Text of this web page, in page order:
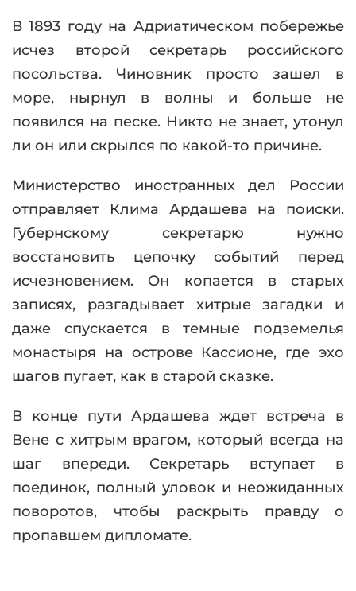
В 1893 году на Адриатическом побережье
исчез второй секретарь российского
посольства. Чиновник просто зашел в
море, нырнул в волны и больше не
появился на песке. Никто не знает, утонул
ли он или скрылся по какой-то причине.
Министерство иностранных дел России
отправляет Клима Ардашева на поиски.
Губернскому секретарю нужно
восстановить цепочку событий перед
исчезновением. Он копается в старых
записях, разгадывает хитрые загадки и
даже спускается в темные подземелья
монастыря на острове Кассионе, где эхо
шагов пугает, как в старой сказке.
В конце пути Ардашева ждет встреча в
Вене с хитрым врагом, который всегда на
шаг впереди. Секретарь вступает в
поединок, полный уловок и неожиданных
поворотов, чтобы раскрыть правду о
пропавшем дипломате.